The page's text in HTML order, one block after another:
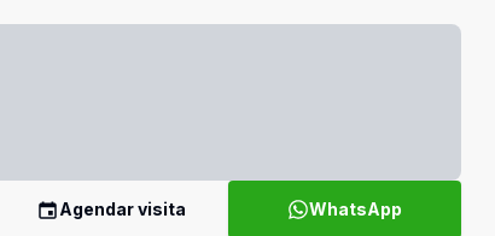
Agendar visita WhatsApp